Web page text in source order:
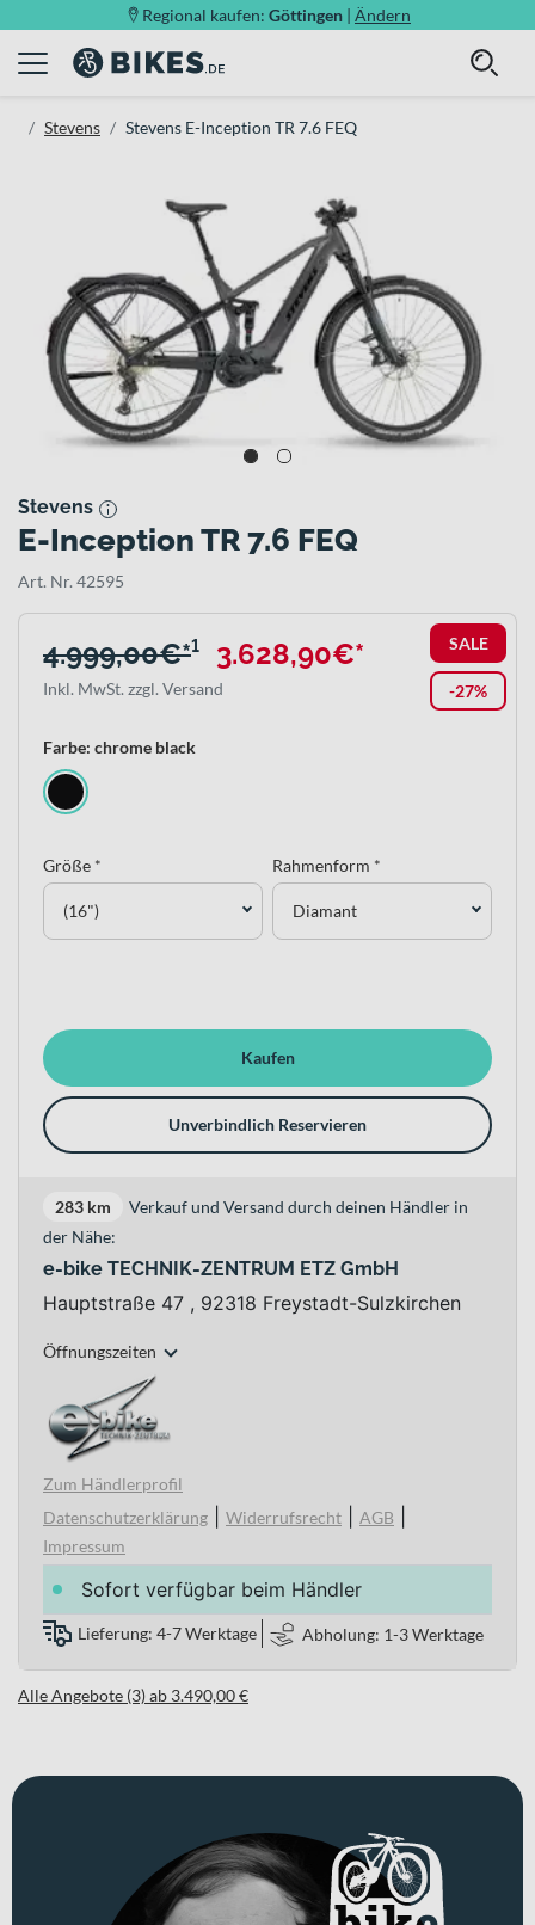
Regional kaufen: Göttingen | Ändern
Stevens Stevens E-Inception TR 7.6 FEQ
Stevens
E-Inception TR 7.6 FEQ
Art. Nr. 42595
SALE
-27%
4.999,00€*¹ 3.628,90€*
Inkl. MwSt. zzgl. Versand
Farbe: chrome black
Größe *
(16")
Rahmenform *
Diamant
Kaufen
Unverbindlich Reservieren
283 km
Verkauf und Versand durch deinen Händler in
der Nähe:
e-bike TECHNIK-ZENTRUM ETZ GmbH
Hauptstraße 47 , 92318 Freystadt-Sulzkirchen
Öffnungszeiten
Zum Händlerprofil
Datenschutzerklärung
Widerrufsrecht AGB
Impressum
Sofort verfügbar beim Händler
Lieferung: 4-7 Werktage Abholung: 1-3 Werktage
Alle Angebote (3) ab 3.490,00 €